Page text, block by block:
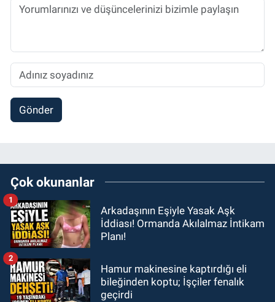
Gönder
Çok okunanlar
Arkadaşının Eşiyle Yasak Aşk
İddiası! Ormanda Akılalmaz İntikam
Planı!
1
Hamur makinesine kaptırdığı eli
bileğinden koptu; İşçiler fenalık
geçirdi
2